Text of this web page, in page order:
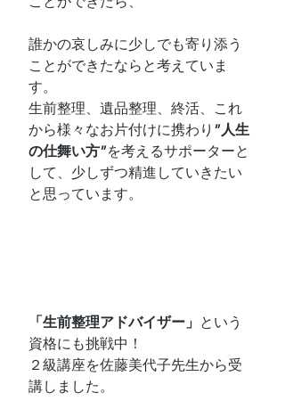
誰かの哀しみに少しでも寄り添う
ことができたならと考えていま
す。
生前整理、遺品整理、終活、これ
から様々なお片付けに携わり ”人生
の仕舞い方”を考えるサポーターと
して、少しずつ精進していきたい
と思っています。
「生前整理アドバイザー」 という
資格にも挑戦中！
２級講座を佐藤美代子先生から受
講しました。